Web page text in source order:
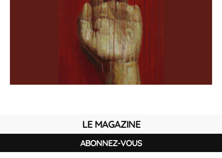
LE MAGAZINE
ABONNEZ-VOUS